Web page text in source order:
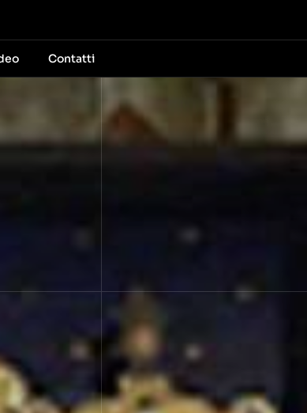
Contatti